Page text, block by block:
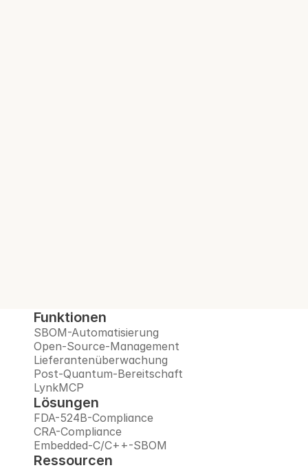
Funktionen
SBOM-Automatisierung
Open-Source-Management
Lieferantenüberwachung
Post-Quantum-Bereitschaft
LynkMCP
Lösungen
FDA-524B-Compliance
CRA-Compliance
Embedded-C/C++-SBOM
Ressourcen